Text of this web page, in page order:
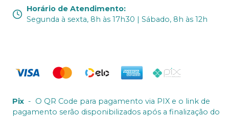
Horário de Atendimento:
Segunda à sexta, 8h às 17h30 | Sábado, 8h às 12h
Pix - O QR Code para pagamento via PIX e o link de
pagamento serão disponibilizados após a finalização do